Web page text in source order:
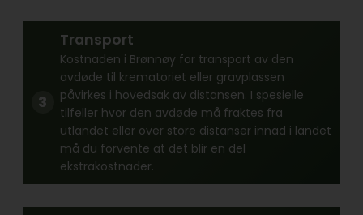
Transport
Kostnaden i Brønnøy for transport av den
avdøde til krematoriet eller gravplassen
påvirkes i hovedsak av distansen. I spesielle
tilfeller hvor den avdøde må fraktes fra
utlandet eller over store distanser innad i landet
må du forvente at det blir en del
ekstrakostnader.